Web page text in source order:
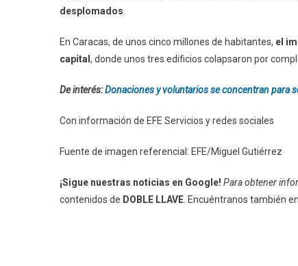
desplomados
En Caracas, de unos cinco millones de habitantes, el
capital , donde unos tres edificios colapsaron por
De interés:Donaciones y voluntarios se concentran para
Con información de EFE Servicios y redes sociales
Fuente de imagen referencial: EFE/Miguel Gutiérrez
¡Sigue nuestras noticias en Google! Para obtener
contenidos de DOBLE LLAVE . Encuéntranos también en